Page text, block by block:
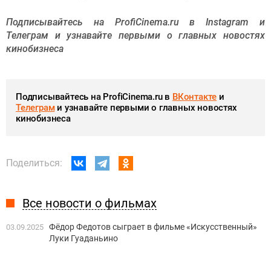
Подписывайтесь на ProfiCinema.ru в Instagram и
Телеграм и узнавайте первыми о главных новостях
кинобизнеса
Подписывайтесь на ProfiCinema.ru в ВКонтакте и
Телеграми узнавайте первыми о главных новостях
кинобизнеса
Поделиться:
Все новости о фильмах
03.09.2025 Фёдор Федотов сыграет в фильме «Искусственный»
Луки Гуаданьино